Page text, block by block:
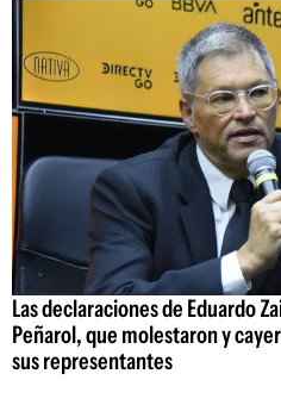
Las declaraciones de Eduardo
Peñarol, que molestaron y
sus representantes